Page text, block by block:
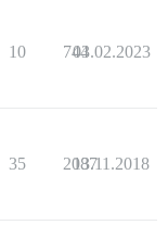
10 744
03.02.2023
35 2087
13.11.2018